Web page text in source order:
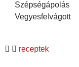
Szépségápolás
Vegyesfelvágott
receptek